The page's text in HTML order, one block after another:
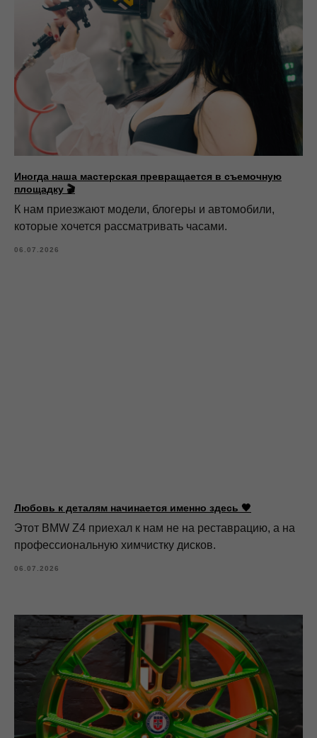
Иногда наша мастерская превращается в съемочную
площадку 🎬
К нам приезжают модели, блогеры и автомобили,
которые хочется рассматривать часами.
06.07.2026
Любовь к деталям начинается именно здесь 🖤
Этот BMW Z4 приехал к нам не на реставрацию, а на
профессиональную химчистку дисков.
06.07.2026